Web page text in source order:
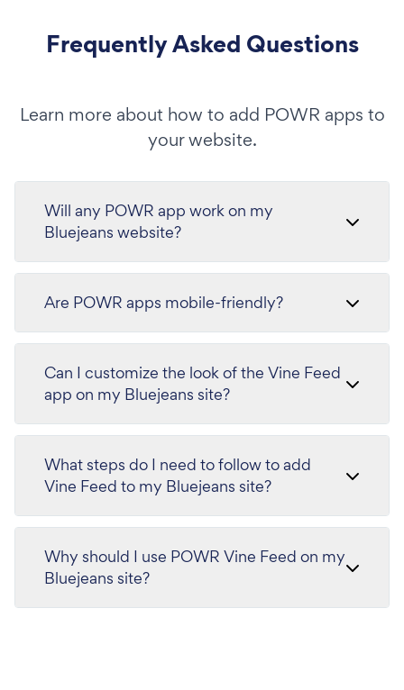
Frequently Asked Questions
Learn more about how to add POWR apps to
your website.
Will any POWR app work on my
Bluejeans website?
Are POWR apps mobile-friendly?
Can I customize the look of the Vine Feed
app on my Bluejeans site?
What steps do I need to follow to add
Vine Feed to my Bluejeans site?
Why should I use POWR Vine Feed on my
Bluejeans site?